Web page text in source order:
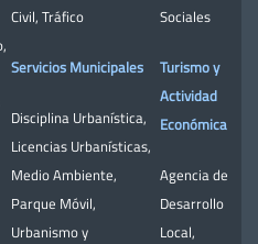
,
Civil, Tráfico
Servicios Municipales
Disciplina Urbanística,
Licencias Urbanísticas,
Medio Ambiente,
Parque Móvil,
Urbanismo y
Sociales
Turismo y
Actividad
Económica
Agencia de
Desarrollo
Local,